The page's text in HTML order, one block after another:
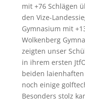
mit +76 Schlägen
den Vize-
Gymnasium mit
Wolkenberg
zeigten unser
in ihrem ersten
beiden
noch einige
Besonders stolz